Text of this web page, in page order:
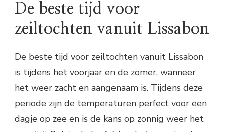
De beste tijd voor
zeiltochten vanuit Lissabon
De beste tijd voor zeiltochten vanuit Lissabon
is tijdens het voorjaar en de zomer, wanneer
het weer zacht en aangenaam is. Tijdens deze
periode zijn de temperaturen perfect voor een
dagje op zee en is de kans op zonnig weer het